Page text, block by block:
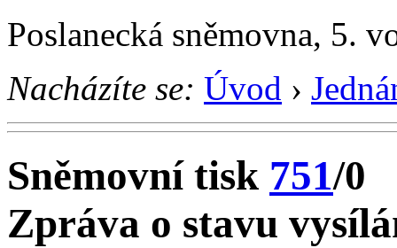
Poslanecká sněmovna, 5.
Nacházíte se: Úvod ›
Sněmovní tisk 751/0
Zpráva o stavu